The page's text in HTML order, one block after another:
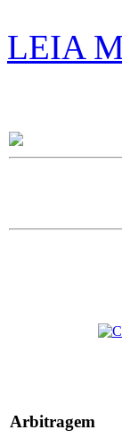
LEIA
Arbitragem